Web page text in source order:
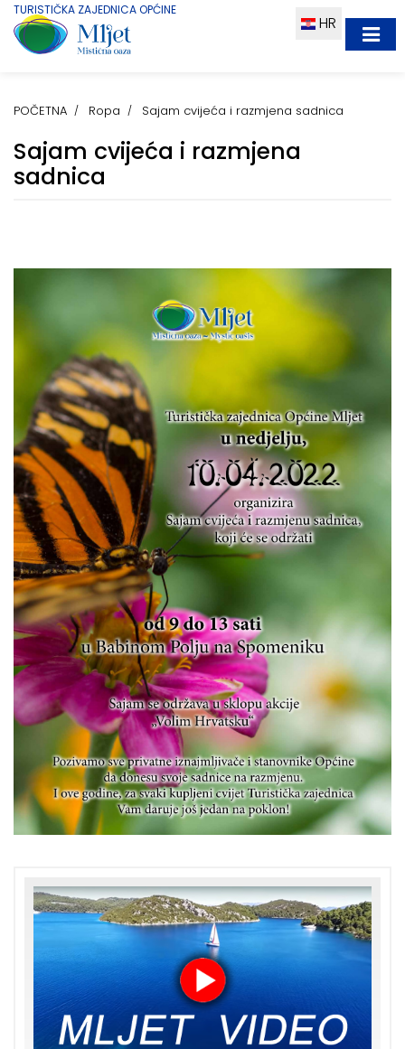
TURISTIČKA ZAJEDNICA OPĆINE
HR
POČETNA Ropa Sajam cvijeća i razmjena sadnica
Sajam cvijeća i razmjena
sadnica